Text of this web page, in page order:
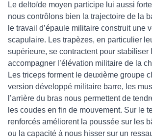
Le deltoïde moyen participe lui aussi
nous contrôlons bien la trajectoire de la
le travail d’épaule militaire construit une
scapulaire. Les trapèzes, en particulier
supérieure, se contractent pour stabiliser
accompagner l’élévation militaire de la
Les triceps forment le deuxième groupe
version développé militaire barre, les
l’arrière du bras nous permettent de
les coudes en fin de mouvement. Sur le
renforcés améliorent la poussée sur les
ou la capacité à nous hisser sur un